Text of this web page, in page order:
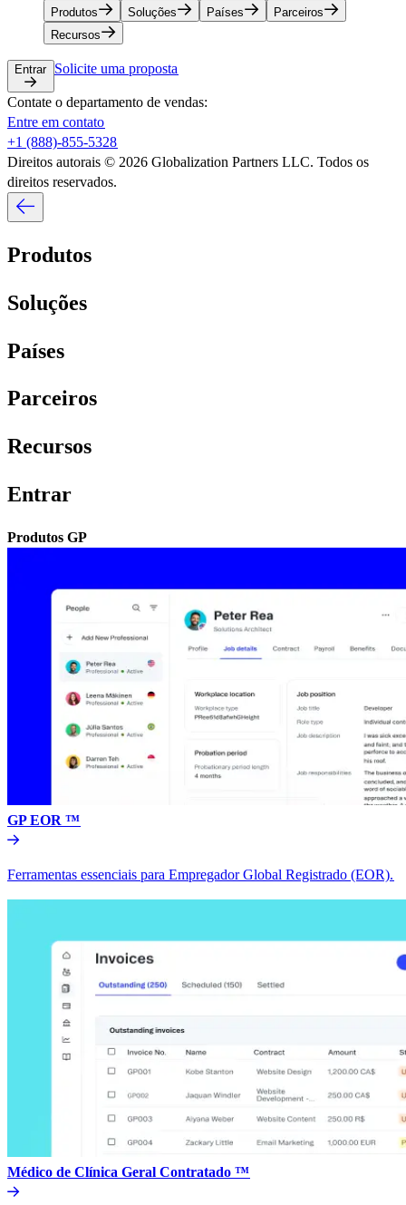
Produtos​​ Soluções​​ Países​​
Parceiros​​
Recursos​​
Entrar​​ Solicite uma proposta​​
Contate o departamento de vendas:​​
Entre em contato​​
+1 (888)-855-5328​​
Direitos autorais © 2026 Globalization Partners LLC. Todos os
direitos reservados.​​
Produtos​​
Soluções​​
Países​​
Parceiros​​
Recursos​​
Entrar​​
Produtos GP​​
GP EOR ™​​
Ferramentas essenciais para Empregador Global Registrado (EOR).​​
Médico de Clínica Geral Contratado ™​​